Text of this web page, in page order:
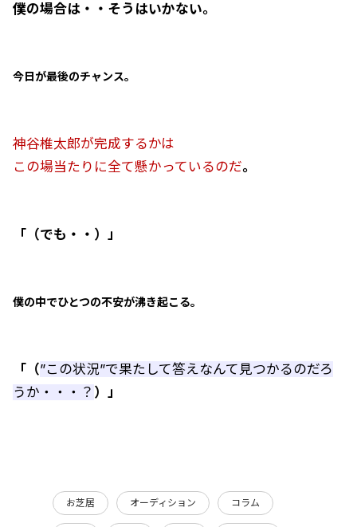
僕の場合は・・そうはいかない。
今日が最後のチャンス。
神谷椎太郎が完成するかは
この場当たりに全て懸かっているのだ。
「（でも・・）」
僕の中でひとつの不安が沸き起こる。
「（”この状況”で果たして答えなんて見つかるのだろ
うか・・・？ ）」
お芝居 オーディション コラム